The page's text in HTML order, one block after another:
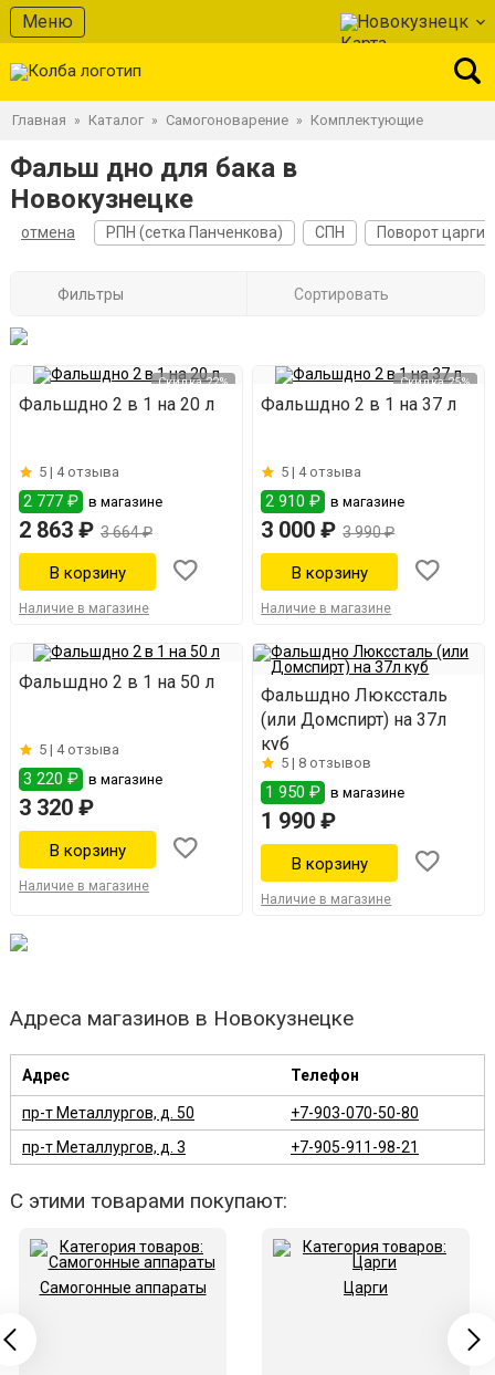
Меню Новокузнецк
Главная » Каталог » Самогоноварение » Комплектующие
Фальш дно для бака в
Новокузнецке
отмена РПН (сетка Панченкова) СПН Поворот царги
Фильтры Сортировать
Скидка 22%
Фальшдно 2 в 1 на 20 л
5 | 4 отзыва
2 777 ₽ в магазине
2 863 ₽ 3 664 ₽
Наличие в магазине
Скидка 25%
Фальшдно 2 в 1 на 37 л
5 | 4 отзыва
2 910 ₽ в магазине
3 000 ₽ 3 990 ₽
Наличие в магазине
Фальшдно 2 в 1 на 50 л
5 | 4 отзыва
3 220 ₽ в магазине
3 320 ₽
Наличие в магазине
Фальшдно Люкссталь
(или Домспирт) на 37л
куб
5 | 8 отзывов
1 950 ₽ в магазине
1 990 ₽
Наличие в магазине
Адреса магазинов в Новокузнецке
Адрес Телефон
пр-т Металлургов, д. 50
+7-903-070-50-80
пр-т Металлургов, д. 3
+7-905-911-98-21
С этими товарами покупают:
Самогонные аппараты Царги